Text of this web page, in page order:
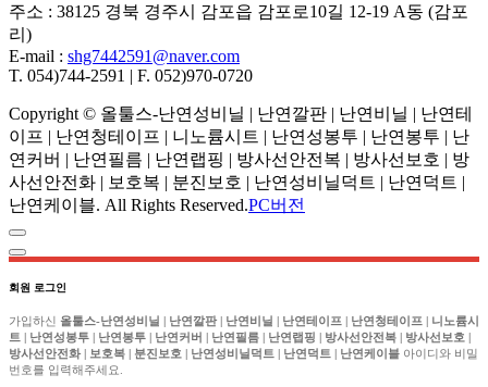
주소 : 38125 경북 경주시 감포읍 감포로10길 12-19 A동 (감포
리)
E-mail : shg7442591@naver.com
T. 054)744-2591 | F. 052)970-0720
Copyright © 올툴스-난연성비닐 | 난연깔판 | 난연비닐 | 난연테
이프 | 난연청테이프 | 니노륨시트 | 난연성봉투 | 난연봉투 | 난
연커버 | 난연필름 | 난연랩핑 | 방사선안전복 | 방사선보호 | 방
사선안전화 | 보호복 | 분진보호 | 난연성비닐덕트 | 난연덕트 |
난연케이블. All Rights Reserved.PC버전
회원 로그인
가입하신 올툴스-난연성비닐 | 난연깔판 | 난연비닐 | 난연테이프 | 난연청테이프 | 니노륨시
트 | 난연성봉투 | 난연봉투 | 난연커버 | 난연필름 | 난연랩핑 | 방사선안전복 | 방사선보호 |
방사선안전화 | 보호복 | 분진보호 | 난연성비닐덕트 | 난연덕트 | 난연케이블 아이디와 비밀
번호를 입력해주세요.